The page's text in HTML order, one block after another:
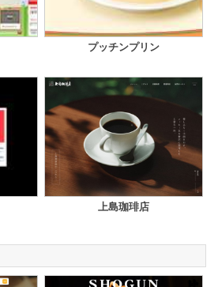
プッチンプリン
上島珈琲店